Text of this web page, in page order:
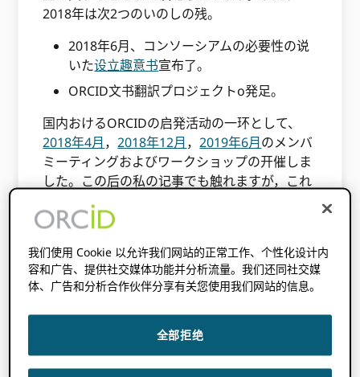
2018年は次2つのいのしの残。
2018年6月、コンソーシアムの必要性の说
いた设立趣意书宣布了。
ORCID文书翻訳プロジェクトo発足。
国内おけるORCIDの启発活动の一环として、
2018年4月，2018年12月，2019年6月のメンバ
ミーティングおよびワークショップの开催しま
した。この后の私の记事でも触れますが，これ
らのイベントを通して，会员ではない机关から
の参加者のみならず，机关会员の担当者や关系
义についての理解の深めたと言えるでしう。
かねてより运営委员会が说明と交渉oo进めてい
ORCIDコンソーシアムリード机关となることの
とした教育ICTに关する共同开発ややすきすす
我们使用 Cookie 以允许我们网站的正常工作、个性化设计内
容和广告、提供社交媒体功能并分析流量。我们还同社交媒
体、广告和分析合作伙伴分享有关您使用我们网站的信息。
全部拒绝